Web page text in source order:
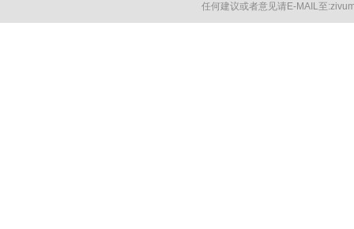
任何建议或者意见请E-MAIL至